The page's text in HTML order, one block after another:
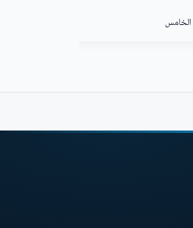
مع توزيعها بشكل
الخامس